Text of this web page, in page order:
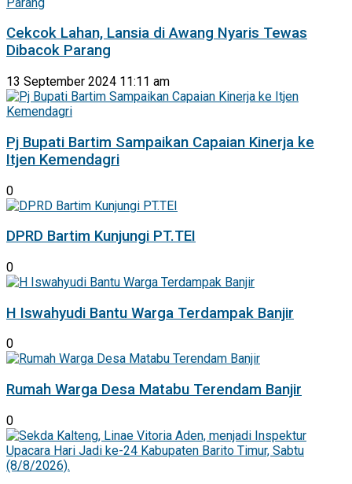
Cekcok Lahan, Lansia di Awang Nyaris Tewas
Dibacok Parang
13 September 2024 11:11 am
Pj Bupati Bartim Sampaikan Capaian Kinerja ke
Itjen Kemendagri
0
DPRD Bartim Kunjungi PT.TEI
0
H Iswahyudi Bantu Warga Terdampak Banjir
0
Rumah Warga Desa Matabu Terendam Banjir
0